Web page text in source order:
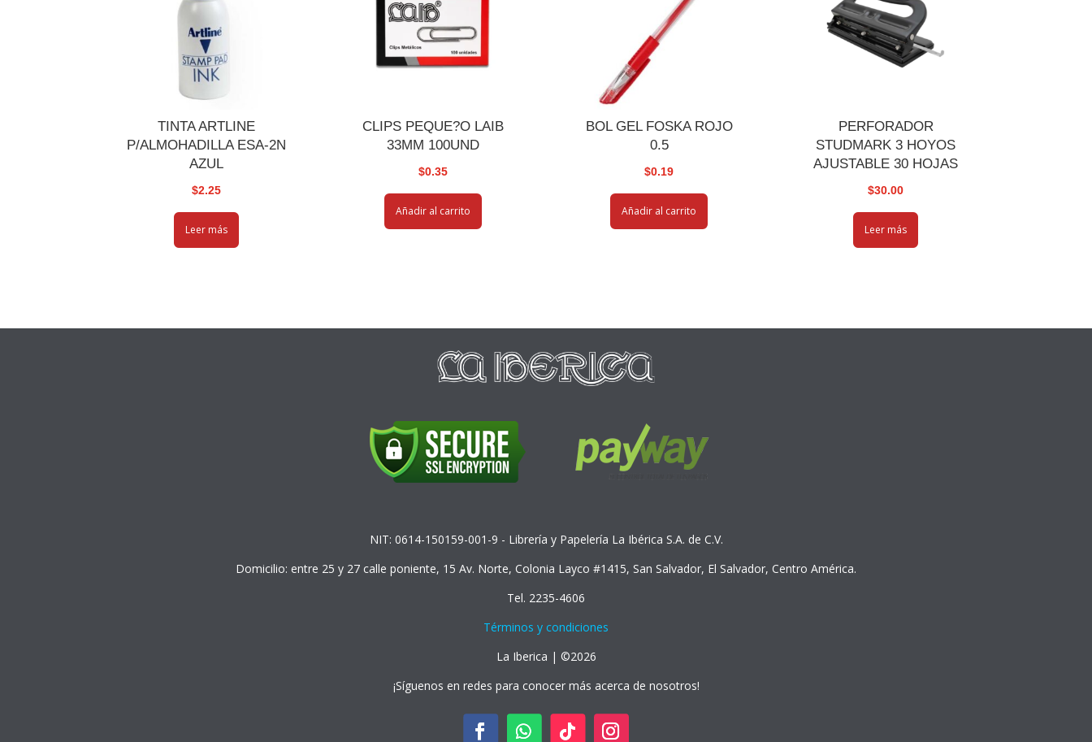
TINTA ARTLINE
P/ALMOHADILLA ESA-2N
AZUL
$2.25
Leer más
CLIPS PEQUE?O LAIB
33MM 100UND
$0.35
Añadir al carrito
BOL GEL FOSKA ROJO
0.5
$0.19
Añadir al carrito
PERFORADOR
STUDMARK 3 HOYOS
AJUSTABLE 30 HOJAS
$30.00
Leer más
NIT: 0614-150159-001-9 - Librería y Papelería La Ibérica S.A. de C.V.
Domicilio: entre 25 y 27 calle poniente, 15 Av. Norte, Colonia Layco #1415, San Salvador, El Salvador, Centro América.
Tel. 2235-4606
Términos y condiciones
La Iberica | ©2026
¡Síguenos en redes para conocer más acerca de nosotros!